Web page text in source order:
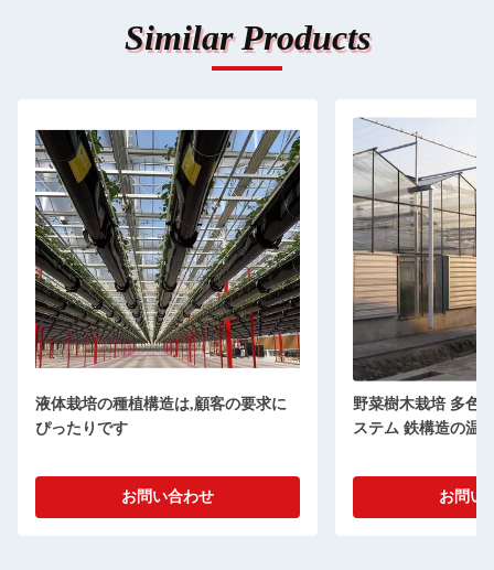
Similar Products
液体栽培の種植構造は,顧客の要求に
ぴったりです
お問い合わせ
野菜樹木栽培 多色
ステム 鉄構造の温
お問い